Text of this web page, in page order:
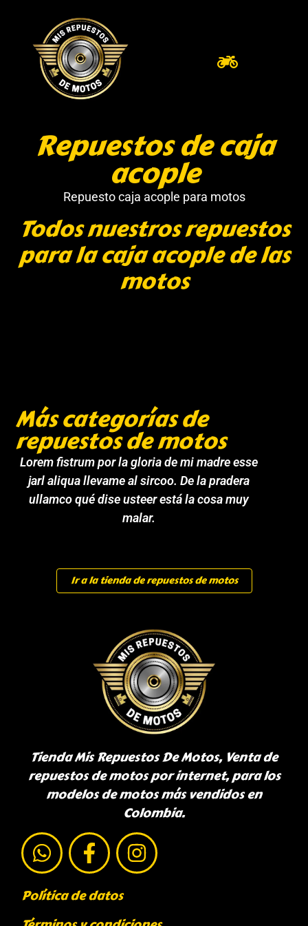
Repuestos de caja
acople
Repuesto caja acople para motos
Todos nuestros repuestos
para la caja acople de las
motos
Más categorías de
repuestos de motos
Lorem fistrum por la gloria de mi madre esse
jarl aliqua llevame al sircoo. De la pradera
ullamco qué dise usteer está la cosa muy
malar.
Ir a la tienda de repuestos de motos
Tienda Mis Repuestos De Motos, Venta de
repuestos de motos por internet, para los
modelos de motos más vendidos en
Colombia.
Política de datos